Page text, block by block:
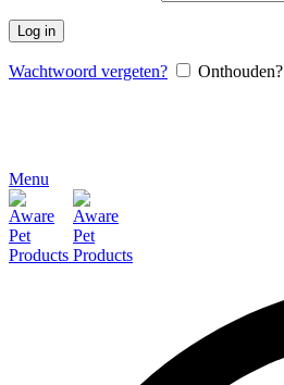
Log in
Wachtwoord vergeten? Onthouden?
Menu